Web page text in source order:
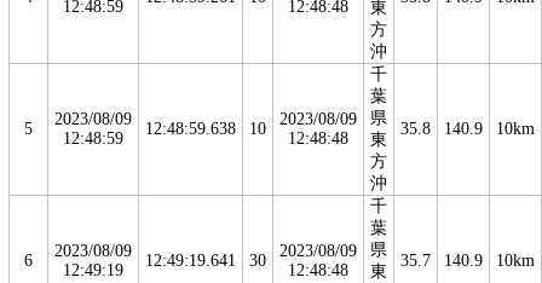
12:48:59 12:48:48
東
方
沖
5
2023/08/09
12:48:59
12:48:59.638 10
2023/08/09
12:48:48
千
葉
県
東
方
沖
35.8 140.9 10km
6
2023/08/09
12:49:19
12:49:19.641 30
2023/08/09
12:48:48
千
葉
県
東
35.7 140.9 10km